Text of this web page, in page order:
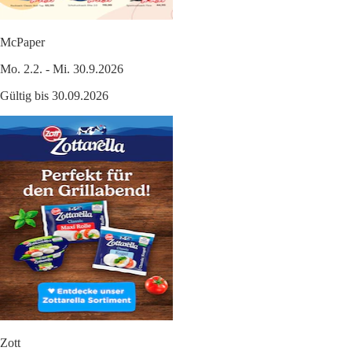
McPaper
Mo. 2.2. - Mi. 30.9.2026
Gültig bis 30.09.2026
Zott